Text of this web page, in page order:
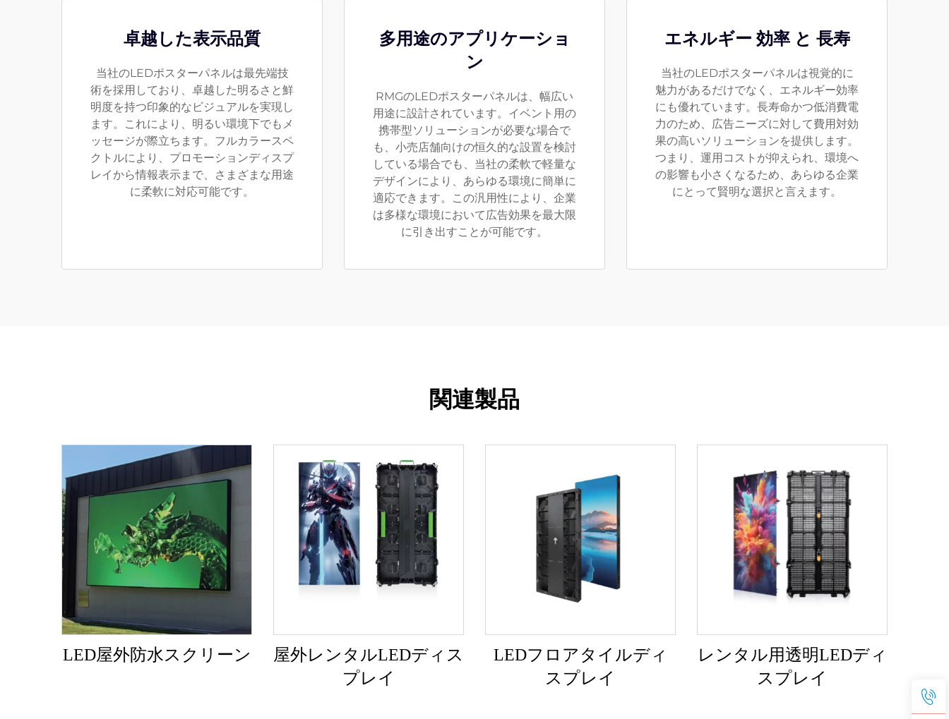
卓越した表示品質
当社のLEDポスターパネルは最先端技
術を採用しており、卓越した明るさと鮮
明度を持つ印象的なビジュアルを実現し
ます。これにより、明るい環境下でもメ
ッセージが際立ちます。フルカラースペ
クトルにより、プロモーションディスプ
レイから情報表示まで、さまざまな用途
に柔軟に対応可能です。
多用途のアプリケーショ
ン
RMGのLEDポスターパネルは、幅広い
用途に設計されています。イベント用の
携帯型ソリューションが必要な場合で
も、小売店舗向けの恒久的な設置を検討
している場合でも、当社の柔軟で軽量な
デザインにより、あらゆる環境に簡単に
適応できます。この汎用性により、企業
は多様な環境において広告効果を最大限
に引き出すことが可能です。
エネルギー 効率 と 長寿
当社のLEDポスターパネルは視覚的に
魅力があるだけでなく、エネルギー効率
にも優れています。長寿命かつ低消費電
力のため、広告ニーズに対して費用対効
果の高いソリューションを提供します。
つまり、運用コストが抑えられ、環境へ
の影響も小さくなるため、あらゆる企業
にとって賢明な選択と言えます。
関連製品
LED屋外防水スクリーン
屋外レンタルLEDディス
プレイ
LEDフロアタイルディ
スプレイ
レンタル用透明LEDディ
スプレイ